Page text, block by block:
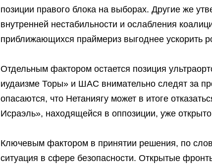
позиции правого блока на выборах. Другие же
внутренней нестабильности и ослабления
приближающихся праймериз выгоднее ускорить
Отдельным фактором остается позиция
иудаизме Торы» и ШАС внимательно следят за
опасаются, что Нетаниягу может в итоге
Исраэль», находящейся в оппозиции, уже
Ключевым фактором в принятии решения, по
ситуация в сфере безопасности. Открытые